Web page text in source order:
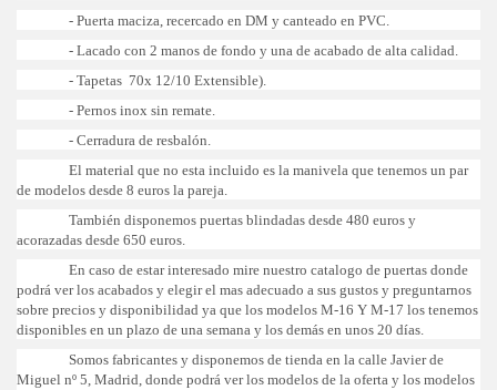
- Puerta maciza, recercado en DM y canteado en PVC.
- Lacado con 2 manos de fondo y una de acabado de alta calidad.
- Tapetas 70x 12/10 Extensible).
- Pernos inox sin remate.
- Cerradura de resbalón.
El material que no esta incluido es la manivela que tenemos un par
de modelos desde 8 euros la pareja.
También disponemos puertas blindadas desde 480 euros y
acorazadas desde 650 euros.
En caso de estar interesado mire nuestro catalogo de puertas donde
podrá ver los acabados y elegir el mas adecuado a sus gustos y preguntarnos
sobre precios y disponibilidad ya que los modelos M-16 Y M-17 los tenemos
disponibles en un plazo de una semana y los demás en unos 20 días.
Somos fabricantes y disponemos de tienda en la calle Javier de
Miguel nº 5, Madrid, donde podrá ver los modelos de la oferta y los modelos